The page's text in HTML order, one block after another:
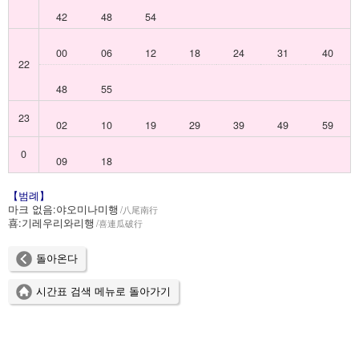
42 48 54
22
00 06 12 18 24 31 40
48
55
23
02 10 19 29 39 49
59
0
09 18
【범례】
마크 없음:야오미나미행 八尾南行
喜:기레우리와리행 喜連瓜破行
돌아온다
시간표 검색 메뉴로 돌아가기